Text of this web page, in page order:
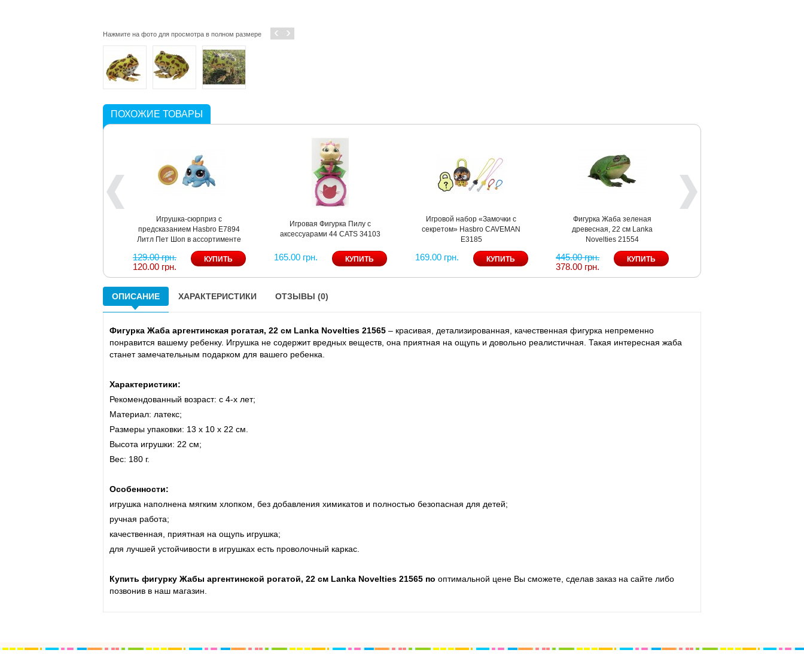
Нажмите на фото для просмотра в полном размере ‹ ›
ПОХОЖИЕ ТОВАРЫ
Игрушка-сюрприз с
предсказанием Hasbro Е7894
Литл Пет Шоп в ассортименте
129.00 грн.
120.00 грн.
Игровая Фигурка Пилу с
аксессуарами 44 CATS 34103
165.00 грн.
Игровой набор «Замочки с
секретом» Hasbro CAVEMAN
Е3185
169.00 грн.
Фигурка Жаба зеленая
древесная, 22 см Lanka
Novelties 21554
445.00 грн.
378.00 грн.
ОПИСАНИЕ ХАРАКТЕРИСТИКИ ОТЗЫВЫ (0)
Фигурка Жаба аргентинская рогатая, 22 см Lanka Novelties 21565 – красивая, детализированная, качественная фигурка непременно
понравится вашему ребенку. Игрушка не содержит вредных веществ, она приятная на ощупь и довольно реалистичная. Такая интересная жаба
станет замечательным подарком для вашего ребенка.
Характеристики:
Рекомендованный возраст: c 4-х лет;
Материал: латекс;
Размеры упаковки: 13 x 10 x 22 см.
Высота игрушки: 22 см;
Вес: 180 г.
Особенности:
игрушка наполнена мягким хлопком, без добавления химикатов и полностью безопасная для детей;
ручная работа;
качественная, приятная на ощупь игрушка;
для лучшей устойчивости в игрушках есть проволочный каркас.
Купить фигурку Жабы аргентинской рогатой, 22 см Lanka Novelties 21565 по оптимальной цене Вы сможете, сделав заказ на сайте либо
позвонив в наш магазин.